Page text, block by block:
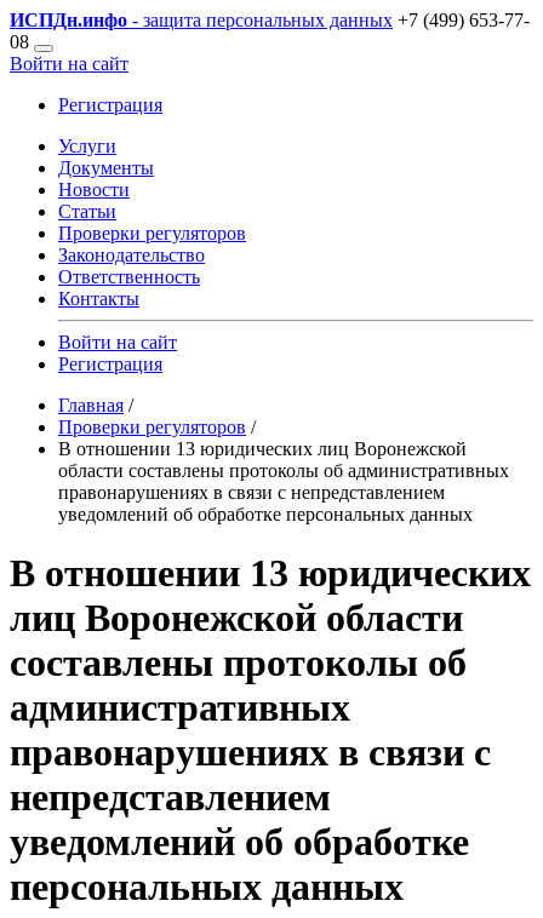
ИСПДн.инфо - защита персональных данных +7 (499) 653-77-
08
Войти на сайт
Регистрация
Услуги
Документы
Новости
Статьи
Проверки регуляторов
Законодательство
Ответственность
Контакты
Войти на сайт
Регистрация
Главная /
Проверки регуляторов /
В отношении 13 юридических лиц Воронежской
области составлены протоколы об административных
правонарушениях в связи с непредставлением
уведомлений об обработке персональных данных
В отношении 13 юридических
лиц Воронежской области
составлены протоколы об
административных
правонарушениях в связи с
непредставлением
уведомлений об обработке
персональных данных